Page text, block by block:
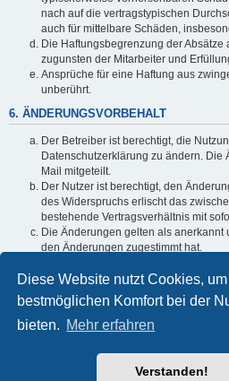
Diese Website nutzt Cookies,
bestmöglichen Komfort bei der
bieten. Mehr erfahren
Verstanden!
nach auf die vertragstypischen
auch für mittelbare Schäden,
Die Haftungsbegrenzung der Absätze
zugunsten der Mitarbeiter und
Ansprüche für eine Haftung aus
unberührt.
6. ÄNDERUNGSVORBEHALT
Der Betreiber ist berechtigt, die
Datenschutzerklärung zu ändern. Die
Mail mitgeteilt.
Der Nutzer ist berechtigt, den
des Widerspruchs erlischt das
bestehende Vertragsverhältnis mit
Die Änderungen gelten als
den Änderungen zugestimmt hat.
Informationen über den Umgang mit
sind in der Datenschutzerklärung
Powered byphpBB® Forum